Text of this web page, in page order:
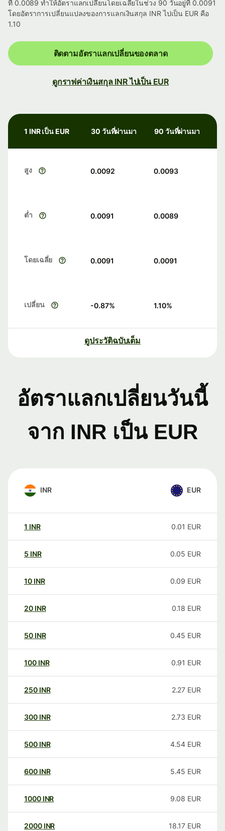
ที่ 0.0089 ทำให้อัตราแลกเปลี่ยนโดยเฉลี่ยในช่วง 90 วันอยู่ที่ 0.0091
โดยอัตราการเปลี่ยนแปลงของการแลกเงินสกุล INR ไปเป็น EUR คือ
1.10
ติดตามอัตราแลกเปลี่ยนของตลาด
ดูกราฟค่าเงินสกุล INR ไปเป็น EUR
1 INR เป็น EUR 30 วันที่ผ่านมา 90 วันที่ผ่านมา
สูง 0.0092 0.0093
ต่ำ 0.0091 0.0089
โดยเฉลี่ย 0.0091 0.0091
เปลี่ยน -0.87% 1.10%
ดูประวัติฉบับเต็ม
อัตราแลกเปลี่ยนวันนี้
จาก INR เป็น EUR
INR EUR
1 INR 0.01 EUR
5 INR 0.05 EUR
10 INR 0.09 EUR
20 INR 0.18 EUR
50 INR 0.45 EUR
100 INR 0.91 EUR
250 INR 2.27 EUR
300 INR 2.73 EUR
500 INR 4.54 EUR
600 INR 5.45 EUR
1000 INR 9.08 EUR
2000 INR 18.17 EUR